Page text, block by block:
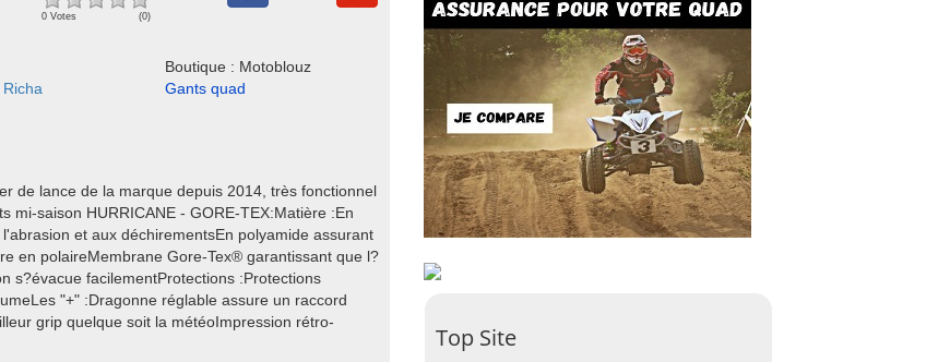
0 Votes (0)
Boutique : Motoblouz
Gants quad
de lance de la marque depuis 2014, très fonctionnel
mi-saison HURRICANE - GORE-TEX:Matière :En
et aux déchirementsEn polyamide assurant
en polaireMembrane Gore-Tex® garantissant que l?
s?évacue facilementProtections :Protections
"+" :Dragonne réglable assure un raccord
grip quelque soit la météoImpression rétro-
Top Site